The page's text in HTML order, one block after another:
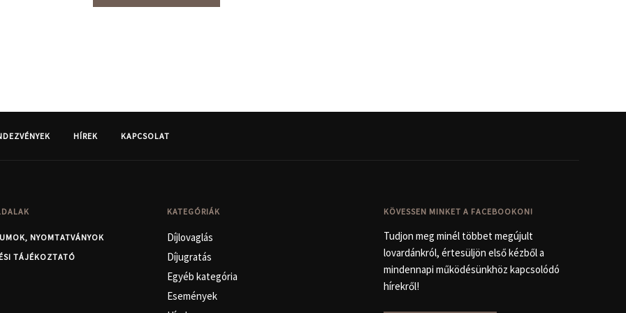
HÍREK KAPCSOLAT
NYOMTATVÁNYOK
TÁJÉKOZTATÓ
KATEGÓRIÁK
Díjlovaglás
Díjugratás
Egyéb kategória
Események
KÖVESSEN MINKET A FACEBOOKON!
Tudjon meg minél többet megújult
lovardánkról, értesüljön első kézből a
mindennapi működésünkhöz kapcsolódó
hírekről!